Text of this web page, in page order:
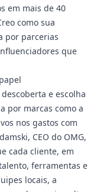
em mais de 40
como sua
por parcerias
que
e escolha
por marcas como a
nos gastos com
CEO do OMG,
cada cliente, em
ferramentas e
locais, a